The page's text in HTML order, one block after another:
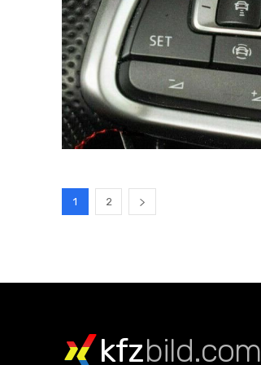
1 2
kfzbild.com